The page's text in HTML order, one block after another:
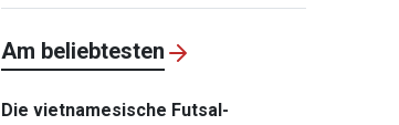
den Besuch von KPV-
Generalsekretär und
Staatspräsident To Lam
Am beliebtesten
Die vietnamesische Futsal-